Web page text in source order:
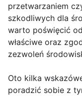
przetwarzaniem
szkodliwych dla
warto poświęcić
właściwe oraz
zezwoleń
Oto kilka
poradzić sobie z